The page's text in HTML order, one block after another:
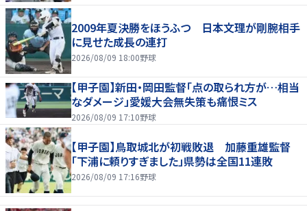
2009年夏決勝をほうふつ 日本文理が剛腕相手
に見せた成長の連打
2026/08/09 18:00野球
【甲子園】新田・岡田監督「点の取られ方が…相当
なダメージ」愛媛大会無失策も痛恨ミス
2026/08/09 17:10野球
【甲子園】鳥取城北が初戦敗退 加藤重雄監督
「下浦に頼りすぎました」県勢は全国11連敗
2026/08/09 17:16野球